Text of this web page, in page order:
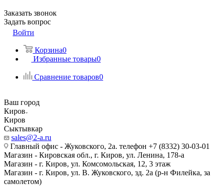
Заказать звонок
Задать вопрос
Войти
Корзина0
Избранные товары0
Сравнение товаров0
Ваш город
Киров
Киров
Сыктывкар
sales@2-a.ru
Главный офис - Жуковского, 2а. телефон +7 (8332) 30-03-01
Магазин - Кировская обл., г. Киров, ул. Ленина, 178-а
Магазин - г. Киров, ул. Комсомольская, 12, 3 этаж
Магазин - г. Киров, ул. В. Жуковского, зд. 2а (р-н Филейка, за
самолетом)